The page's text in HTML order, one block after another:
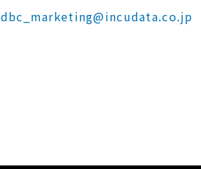
dbc_marketing@incudata.co.jp